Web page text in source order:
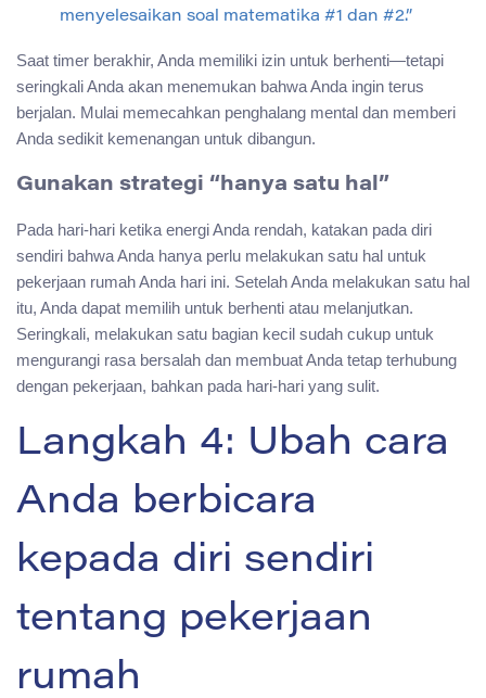
menyelesaikan soal matematika #1 dan #2.”
Saat timer berakhir, Anda memiliki izin untuk berhenti—tetapi
seringkali Anda akan menemukan bahwa Anda ingin terus
berjalan. Mulai memecahkan penghalang mental dan memberi
Anda sedikit kemenangan untuk dibangun.
Gunakan strategi “hanya satu hal”
Pada hari-hari ketika energi Anda rendah, katakan pada diri
sendiri bahwa Anda hanya perlu melakukan satu hal untuk
pekerjaan rumah Anda hari ini. Setelah Anda melakukan satu hal
itu, Anda dapat memilih untuk berhenti atau melanjutkan.
Seringkali, melakukan satu bagian kecil sudah cukup untuk
mengurangi rasa bersalah dan membuat Anda tetap terhubung
dengan pekerjaan, bahkan pada hari-hari yang sulit.
Langkah 4: Ubah cara
Anda berbicara
kepada diri sendiri
tentang pekerjaan
rumah